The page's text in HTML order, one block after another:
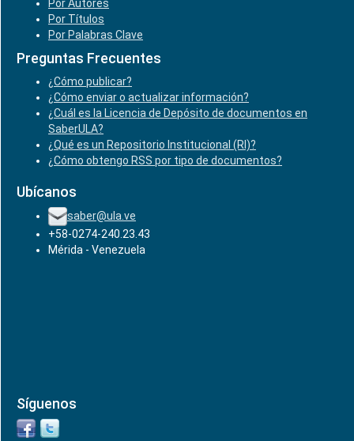
Por Autores
Por Títulos
Por Palabras Clave
Preguntas Frecuentes
¿Cómo publicar?
¿Cómo enviar o actualizar información?
¿Cuál es la Licencia de Depósito de documentos en
SaberULA?
¿Qué es un Repositorio Institucional (RI)?
¿Cómo obtengo RSS por tipo de documentos?
Ubícanos
saber@ula.ve
+58-0274-240.23.43
Mérida - Venezuela
Síguenos